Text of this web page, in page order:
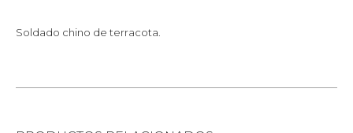
Soldado chino de terracota.